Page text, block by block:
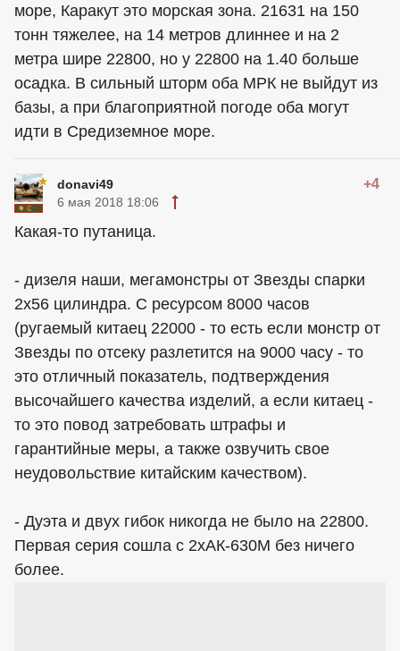
море, Каракут это морская зона. 21631 на 150
тонн тяжелее, на 14 метров длиннее и на 2
метра шире 22800, но у 22800 на 1.40 больше
осадка. В сильный шторм оба МРК не выйдут из
базы, а при благоприятной погоде оба могут
идти в Средиземное море.
donavi49 +4
6 мая 2018 18:06
Какая-то путаница.
- дизеля наши, мегамонстры от Звезды спарки
2х56 цилиндра. С ресурсом 8000 часов
(ругаемый китаец 22000 - то есть если монстр от
Звезды по отсеку разлетится на 9000 часу - то
это отличный показатель, подтверждения
высочайшего качества изделий, а если китаец -
то это повод затребовать штрафы и
гарантийные меры, а также озвучить свое
неудовольствие китайским качеством).
- Дуэта и двух гибок никогда не было на 22800.
Первая серия сошла с 2хАК-630М без ничего
более.